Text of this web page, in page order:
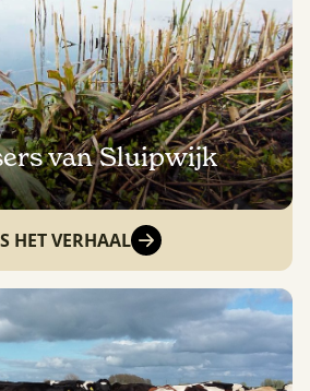
van Sluipwijk
HET VERHAAL